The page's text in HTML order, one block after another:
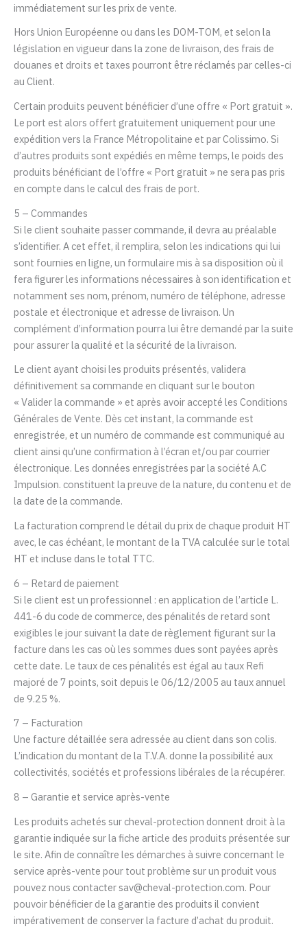
immédiatement sur les prix de vente.
Hors Union Européenne ou dans les DOM-TOM, et selon la
législation en vigueur dans la zone de livraison, des frais de
douanes et droits et taxes pourront être réclamés par celles-ci
au Client.
Certain produits peuvent bénéficier d’une offre « Port gratuit ».
Le port est alors offert gratuitement uniquement pour une
expédition vers la France Métropolitaine et par Colissimo. Si
d’autres produits sont expédiés en même temps, le poids des
produits bénéficiant de l’offre « Port gratuit » ne sera pas pris
en compte dans le calcul des frais de port.
5 – Commandes
Si le client souhaite passer commande, il devra au préalable
s’identifier. A cet effet, il remplira, selon les indications qui lui
sont fournies en ligne, un formulaire mis à sa disposition où il
fera figurer les informations nécessaires à son identification et
notamment ses nom, prénom, numéro de téléphone, adresse
postale et électronique et adresse de livraison. Un
complément d’information pourra lui être demandé par la suite
pour assurer la qualité et la sécurité de la livraison.
Le client ayant choisi les produits présentés, validera
définitivement sa commande en cliquant sur le bouton
« Valider la commande » et après avoir accepté les Conditions
Générales de Vente. Dès cet instant, la commande est
enregistrée, et un numéro de commande est communiqué au
client ainsi qu’une confirmation à l’écran et/ou par courrier
électronique. Les données enregistrées par la société A.C
Impulsion. constituent la preuve de la nature, du contenu et de
la date de la commande.
La facturation comprend le détail du prix de chaque produit HT
avec, le cas échéant, le montant de la TVA calculée sur le total
HT et incluse dans le total TTC.
6 – Retard de paiement
Si le client est un professionnel : en application de l’article L.
441-6 du code de commerce, des pénalités de retard sont
exigibles le jour suivant la date de règlement figurant sur la
facture dans les cas où les sommes dues sont payées après
cette date. Le taux de ces pénalités est égal au taux Refi
majoré de 7 points, soit depuis le 06/12/2005 au taux annuel
de 9.25 %.
7 – Facturation
Une facture détaillée sera adressée au client dans son colis.
L’indication du montant de la T.V.A. donne la possibilité aux
collectivités, sociétés et professions libérales de la récupérer.
8 – Garantie et service après-vente
Les produits achetés sur cheval-protection donnent droit à la
garantie indiquée sur la fiche article des produits présentée sur
le site. Afin de connaître les démarches à suivre concernant le
service après-vente pour tout problème sur un produit vous
pouvez nous contacter sav@cheval-protection.com. Pour
pouvoir bénéficier de la garantie des produits il convient
impérativement de conserver la facture d’achat du produit.